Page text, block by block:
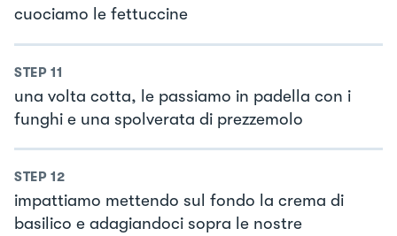
cuociamo le fettuccine
STEP 11
una volta cotta, le passiamo in padella con i
funghi e una spolverata di prezzemolo
STEP 12
impattiamo mettendo sul fondo la crema di
basilico e adagiandoci sopra le nostre